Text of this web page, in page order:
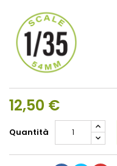
12,50 €
Quantità